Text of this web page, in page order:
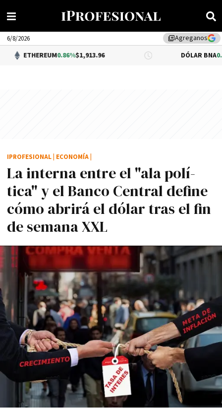
library_addAgreganos
6/8/2026
0.86%$1,913.96 DÓLAR BNA 0.34%
La interna entre el "ala polí­
tica" y el Banco Central define
cómo abrirá el dólar tras el fin
de semana XXL
IPROFESIONAL ECONOMÍA